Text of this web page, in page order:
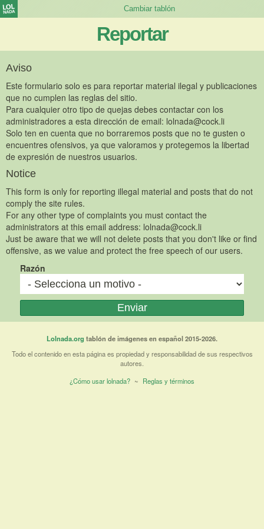
Reportar
Aviso
Este formulario solo es para reportar material ilegal y publicaciones
que no cumplen las reglas del sitio.
Para cualquier otro tipo de quejas debes contactar con los
administradores a esta dirección de email: lolnada@cock.li
Solo ten en cuenta que no borraremos posts que no te gusten o
encuentres ofensivos, ya que valoramos y protegemos la libertad
de expresión de nuestros usuarios.
Notice
This form is only for reporting illegal material and posts that do not
comply the site rules.
For any other type of complaints you must contact the
administrators at this email address: lolnada@cock.li
Just be aware that we will not delete posts that you don't like or find
offensive, as we value and protect the free speech of our users.
Razón
Lolnada.org tablón de imágenes en español 2015-2026.
Todo el contenido en esta página es propiedad y responsabilidad de sus respectivos
autores.
¿Cómo usar lolnada? ~ Reglas y términos